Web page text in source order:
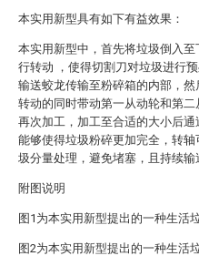
本实用新型具有如下有益效果：
本实用新型中，首先将垃圾倒入
行转动 ，使得切割刀对垃圾进行
输送蛟龙传输至粉碎箱的内部，
转动的同时带动第一从动轮和第
再次加工，加工至合适的大小后
能够使得垃圾粉碎更加完全，转
圾分量处理，避免堵塞，且持续输
附图说明
图1为本实用新型提出的一种生活
图2为本实用新型提出的一种生活